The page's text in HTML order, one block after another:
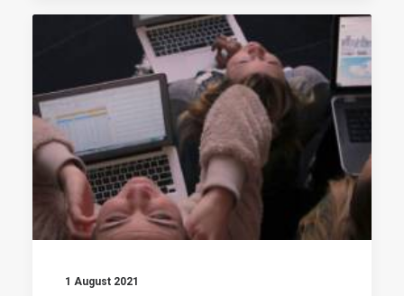
1 August 2021